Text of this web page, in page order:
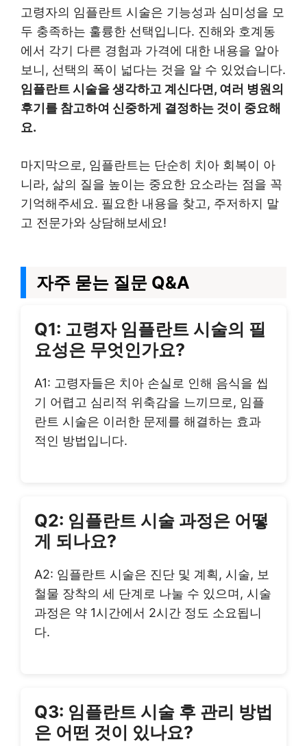
고령자의 임플란트 시술은 기능성과 심미성을 모
두 충족하는 훌륭한 선택입니다. 진해와 호계동
에서 각기 다른 경험과 가격에 대한 내용을 알아
보니, 선택의 폭이 넓다는 것을 알 수 있었습니다.
임플란트 시술을 생각하고 계신다면, 여러 병원의
후기를 참고하여 신중하게 결정하는 것이 중요해
요.
마지막으로, 임플란트는 단순히 치아 회복이 아
니라, 삶의 질을 높이는 중요한 요소라는 점을 꼭
기억해주세요. 필요한 내용을 찾고, 주저하지 말
고 전문가와 상담해보세요!
자주 묻는 질문 Q&A
Q1: 고령자 임플란트 시술의 필
요성은 무엇인가요?
A1: 고령자들은 치아 손실로 인해 음식을 씹
기 어렵고 심리적 위축감을 느끼므로, 임플
란트 시술은 이러한 문제를 해결하는 효과
적인 방법입니다.
Q2: 임플란트 시술 과정은 어떻
게 되나요?
A2: 임플란트 시술은 진단 및 계획, 시술, 보
철물 장착의 세 단계로 나눌 수 있으며, 시술
과정은 약 1시간에서 2시간 정도 소요됩니
다.
Q3: 임플란트 시술 후 관리 방법
은 어떤 것이 있나요?